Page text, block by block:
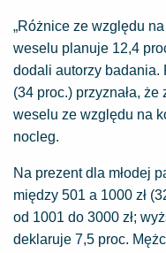
„Różnice ze względu
weselu planuje 12,4
dodali autorzy badania.
(34 proc.) przyznała, że
weselu ze względu na
nocleg.
Na prezent dla młodej
między 501 a 1000 zł
od 1001 do 3000 zł;
deklaruje 7,5 proc.